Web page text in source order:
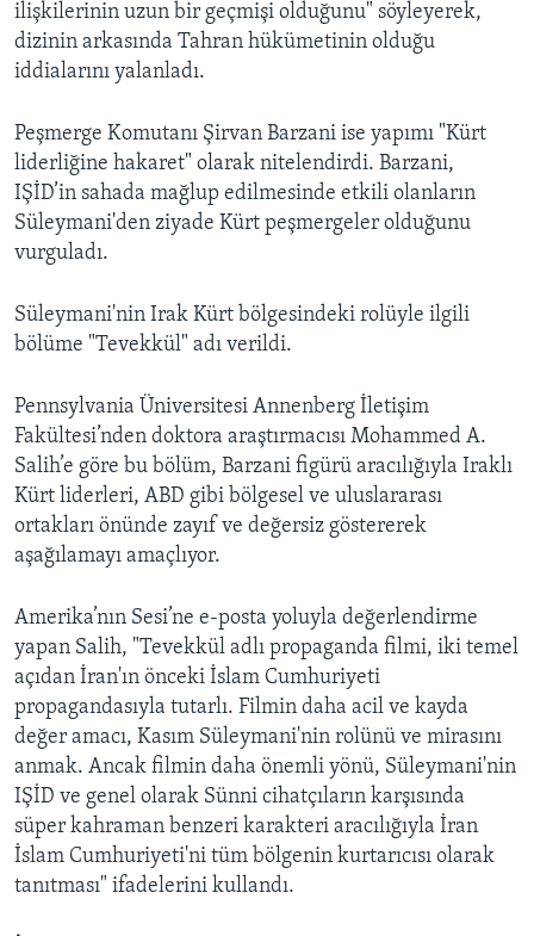
ilişkilerinin uzun bir geçmişi olduğunu" söyleyerek,
dizinin arkasında Tahran hükümetinin olduğu
iddialarını yalanladı.
Peşmerge Komutanı Şirvan Barzani ise yapımı "Kürt
liderliğine hakaret" olarak nitelendirdi. Barzani,
IŞİD’in sahada mağlup edilmesinde etkili olanların
Süleymani'den ziyade Kürt peşmergeler olduğunu
vurguladı.
Süleymani'nin Irak Kürt bölgesindeki rolüyle ilgili
bölüme "Tevekkül" adı verildi.
Pennsylvania Üniversitesi Annenberg İletişim
Fakültesi’nden doktora araştırmacısı Mohammed A.
Salih’e göre bu bölüm, Barzani figürü aracılığıyla Iraklı
Kürt liderleri, ABD gibi bölgesel ve uluslararası
ortakları önünde zayıf ve değersiz göstererek
aşağılamayı amaçlıyor.
Amerika’nın Sesi’ne e-posta yoluyla değerlendirme
yapan Salih, "Tevekkül adlı propaganda filmi, iki temel
açıdan İran'ın önceki İslam Cumhuriyeti
propagandasıyla tutarlı. Filmin daha acil ve kayda
değer amacı, Kasım Süleymani'nin rolünü ve mirasını
anmak. Ancak filmin daha önemli yönü, Süleymani'nin
IŞİD ve genel olarak Sünni cihatçıların karşısında
süper kahraman benzeri karakteri aracılığıyla İran
İslam Cumhuriyeti'ni tüm bölgenin kurtarıcısı olarak
tanıtması" ifadelerini kullandı.